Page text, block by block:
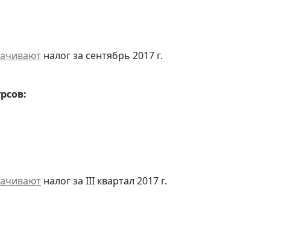
налог за сентябрь 2017 г.
налог за III квартал 2017 г.